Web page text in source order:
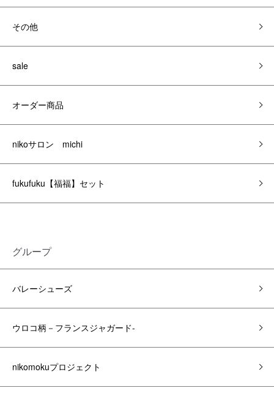
その他
sale
オーダー商品
nikoサロン michi
fukufuku【福福】セット
グループ
バレーシューズ
ウロコ柄－フランスジャガード-
nikomokuプロジェクト